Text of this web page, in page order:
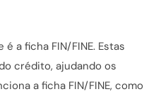
a ficha FIN/FINE. Estas
crédito, ajudando os
a ficha FIN/FINE, como